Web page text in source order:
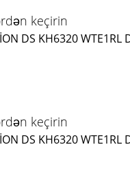
keçirin
DS KH6320 WTE1RL
keçirin
DS KH6320 WTE1RL